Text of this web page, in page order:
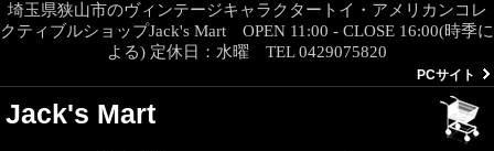
埼玉県狭山市のヴィンテージキャラクタートイ・アメリカンコレ
クティブルショップJack's Mart OPEN 11:00 - CLOSE 16:00(時季に
よる) 定休日：水曜 TEL 0429075820
PCサイト
Jack's Mart